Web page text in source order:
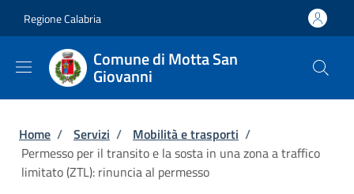
Regione Calabria
Comune di Motta San
Giovanni
Briciole di pane
Home / Servizi / Mobilità e trasporti /
Permesso per il transito e la sosta in una zona a traffico
limitato (ZTL): rinuncia al permesso